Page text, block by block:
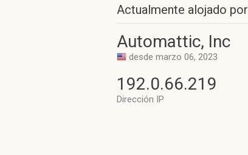
Actualmente alojado por
Automattic, Inc
desde marzo 06, 2023
192.0.66.219
Dirección IP